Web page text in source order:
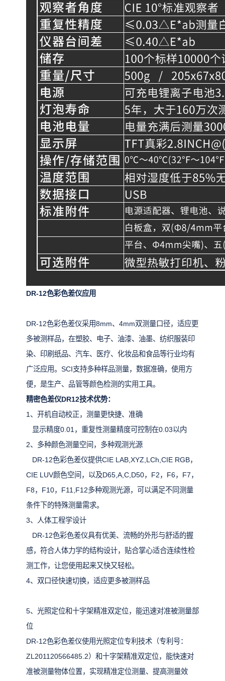
DR-12色彩色差仪应用
DR-12色彩色差仪采用8mm、4mm双测量口径，适应更
多被测样品，在塑胶、电子、油漆、油墨、纺织服装印
染、印刷纸品、汽车、医疗、化妆品和食品等行业均有
广泛应用。SCI支持多种样品测量，数据准确，使用方
便，是生产、品管等颜色检测的实用工具。
精密色差仪DR12技术优势：
1、 开机自动校正，测量更快捷、准确
显示精度0.01，重复性测量精度可控制在0.03以内
2、多种颜色测量空间，多种观测光源
DR-12色彩色差仪提供CIE LAB,XYZ,LCh,CIE RGB，
CIE LUV颜色空间，以及D65,A,C,D50，F2，F6，F7，
F8，F10，F11,F12多种观测光源，可以满足不同测量
条件下的特殊测量需求。
3、人体工程学设计
DR-12色彩色差仪具有优美、流畅的外形与舒适的握
感，符合人体力学的结构设计，贴合掌心适合连续性检
测工作，让您使用起来又快又轻松。
4、双口径快速切换，适应更多被测样品
5、光照定位和十字架精准双定位，能迅速对准被测量部
位
DR-12色彩色差仪使用光照定位专利技术（专利号：
ZL201120566485.2）和十字架精准双定位，能快速对
准被测量物体位置，实现精准定位测量、提高测量效